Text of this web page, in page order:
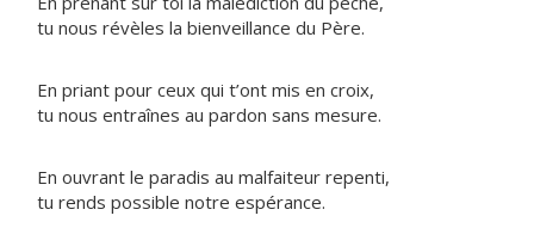
tu nous révèles la bienveillance du Père.
En priant pour ceux qui t’ont mis en croix,
tu nous entraînes au pardon sans mesure.
En ouvrant le paradis au malfaiteur repenti,
tu rends possible notre espérance.